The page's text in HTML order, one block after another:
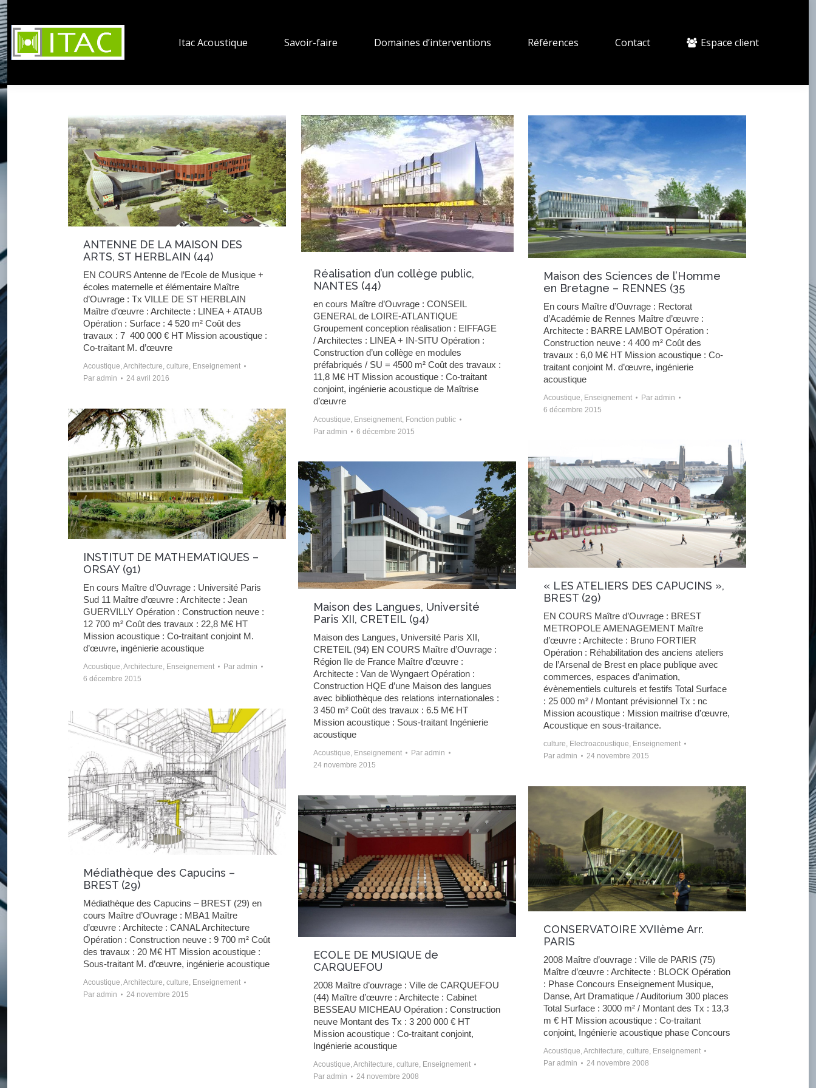
Itac Acoustique Savoir-faire Domaines d’interventions Références Contact Espace client
ANTENNE DE LA MAISON DES
ARTS, ST HERBLAIN (44)
EN COURS Antenne de l’Ecole de Musique +
écoles maternelle et élémentaire Maître
d’Ouvrage : Tx VILLE DE ST HERBLAIN
Maître d’œuvre : Architecte : LINEA + ATAUB
Opération : Surface : 4 520 m² Coût des
travaux : 7 400 000 € HT Mission acoustique :
Co-traitant M. d’œuvre
Acoustique,Architecture, culture, Enseignement
Par admin 24 avril 2016
Réalisation d’un collège public,
NANTES (44)
en cours Maître d’Ouvrage : CONSEIL
GENERAL de LOIRE-ATLANTIQUE
Groupement conception réalisation : EIFFAGE
/ Architectes : LINEA + IN-SITU Opération :
Construction d’un collège en modules
préfabriqués / SU = 4500 m² Coût des travaux :
11,8 M€ HT Mission acoustique : Co-traitant
conjoint, ingénierie acoustique de Maîtrise
d’œuvre
Acoustique Enseignement Fonction public
Par admin 6 décembre 2015
Maison des Sciences de l’Homme
en Bretagne – RENNES (35
En cours Maître d’Ouvrage : Rectorat
d’Académie de Rennes Maître d’œuvre :
Architecte : BARRE LAMBOT Opération :
Construction neuve : 4 400 m² Coût des
travaux : 6,0 M€ HT Mission acoustique : Co-
traitant conjoint M. d’œuvre, ingénierie
acoustique
Acoustique Enseignement Par admin
6 décembre 2015
INSTITUT DE MATHEMATIQUES –
ORSAY (91)
En cours Maître d’Ouvrage : Université Paris
Sud 11 Maître d’œuvre : Architecte : Jean
GUERVILLY Opération : Construction neuve :
12 700 m² Coût des travaux : 22,8 M€ HT
Mission acoustique : Co-traitant conjoint M.
d’œuvre, ingénierie acoustique
Acoustique Architecture Enseignement Par admin
6 décembre 2015
« LES ATELIERS DES CAPUCINS »,
BREST (29)
EN COURS Maître d’Ouvrage : BREST
METROPOLE AMENAGEMENT Maître
d’œuvre : Architecte : Bruno FORTIER
Opération : Réhabilitation des anciens ateliers
de l’Arsenal de Brest en place publique avec
commerces, espaces d’animation,
évènementiels culturels et festifs Total Surface
: 25 000 m² / Montant prévisionnel Tx : nc
Mission acoustique : Mission maitrise d’œuvre,
Acoustique en sous-traitance.
culture Electroacoustique Enseignement
Par admin 24 novembre 2015
Maison des Langues, Université
Paris XII, CRETEIL (94)
Maison des Langues, Université Paris XII,
CRETEIL (94) EN COURS Maître d’Ouvrage :
Région Ile de France Maître d’œuvre :
Architecte : Van de Wyngaert Opération :
Construction HQE d’une Maison des langues
avec bibliothèque des relations internationales :
3 450 m² Coût des travaux : 6.5 M€ HT
Mission acoustique : Sous-traitant Ingénierie
acoustique
Acoustique Enseignement Par admin
24 novembre 2015
Médiathèque des Capucins –
BREST (29)
Médiathèque des Capucins – BREST (29) en
cours Maître d’Ouvrage : MBA1 Maître
d’œuvre : Architecte : CANAL Architecture
Opération : Construction neuve : 9 700 m² Coût
des travaux : 20 M€ HT Mission acoustique :
Sous-traitant M. d’œuvre, ingénierie acoustique
Acoustique,Architecture, culture, Enseignement
Par admin 24 novembre 2015
CONSERVATOIRE XVIIème Arr.
PARIS
2008 Maître d’ouvrage : Ville de PARIS (75)
Maître d’œuvre : Architecte : BLOCK Opération
: Phase Concours Enseignement Musique,
Danse, Art Dramatique / Auditorium 300 places
Total Surface : 3000 m² / Montant des Tx : 13,3
m € HT Mission acoustique : Co-traitant
conjoint, Ingénierie acoustique phase Concours
Acoustique,Architecture, culture, Enseignement
Par admin 24 novembre 2008
ECOLE DE MUSIQUE de
CARQUEFOU
2008 Maître d’ouvrage : Ville de CARQUEFOU
(44) Maître d’œuvre : Architecte : Cabinet
BESSEAU MICHEAU Opération : Construction
neuve Montant des Tx : 3 200 000 € HT
Mission acoustique : Co-traitant conjoint,
Ingénierie acoustique
Acoustique Architecture culture Enseignement
Par admin 24 novembre 2008